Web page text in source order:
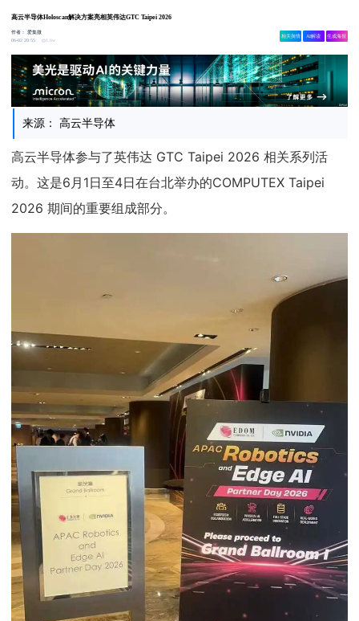
高云半导体Holoscan解决方案亮相英伟达GTC Taipei 2026
作者：爱集微
06-02 20:55
1.6w
相关舆情 AI解读 生成海报
来源： 高云半导体
高云半导体参与了英伟达 GTC Taipei 2026 相关系列活
动。这是6月1日至4日在台北举办的COMPUTEX Taipei
2026 期间的重要组成部分。